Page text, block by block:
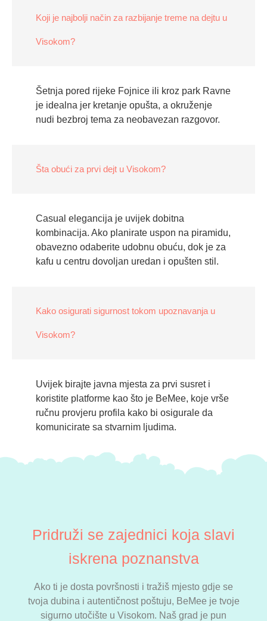
Koji je najbolji način za razbijanje treme na dejtu u
Visokom?
Šetnja pored rijeke Fojnice ili kroz park Ravne
je idealna jer kretanje opušta, a okruženje
nudi bezbroj tema za neobavezan razgovor.
Šta obući za prvi dejt u Visokom?
Casual elegancija je uvijek dobitna
kombinacija. Ako planirate uspon na piramidu,
obavezno odaberite udobnu obuću, dok je za
kafu u centru dovoljan uredan i opušten stil.
Kako osigurati sigurnost tokom upoznavanja u
Visokom?
Uvijek birajte javna mjesta za prvi susret i
koristite platforme kao što je BeMee, koje vrše
ručnu provjeru profila kako bi osigurale da
komunicirate sa stvarnim ljudima.
Pridruži se zajednici koja slavi
iskrena poznanstva
Ako ti je dosta površnosti i tražiš mjesto gdje se
tvoja dubina i autentičnost poštuju, BeMee je tvoje
sigurno utočište u Visokom. Naš grad je pun